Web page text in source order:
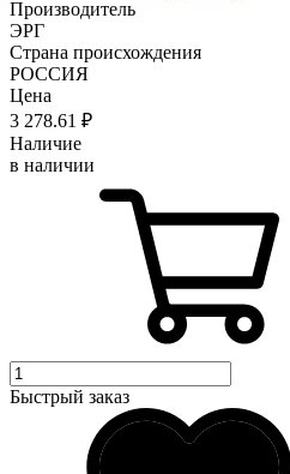
Производитель
ЭРГ
Страна происхождения
РОССИЯ
Цена
3 278.61 ₽
Наличие
в наличии
Быстрый заказ